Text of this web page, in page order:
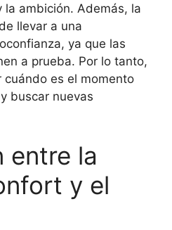
la ambición. Además, la
llevar a una
ya que las
a prueba. Por lo tanto,
cuándo es el momento
buscar nuevas
entre la
y el